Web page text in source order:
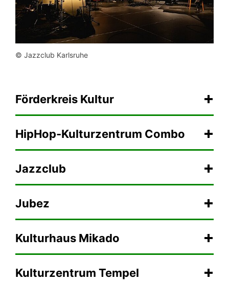
© Jazzclub Karlsruhe
Förderkreis Kultur
HipHop-Kulturzentrum Combo
Jazzclub
Jubez
Kulturhaus Mikado
Kulturzentrum Tempel